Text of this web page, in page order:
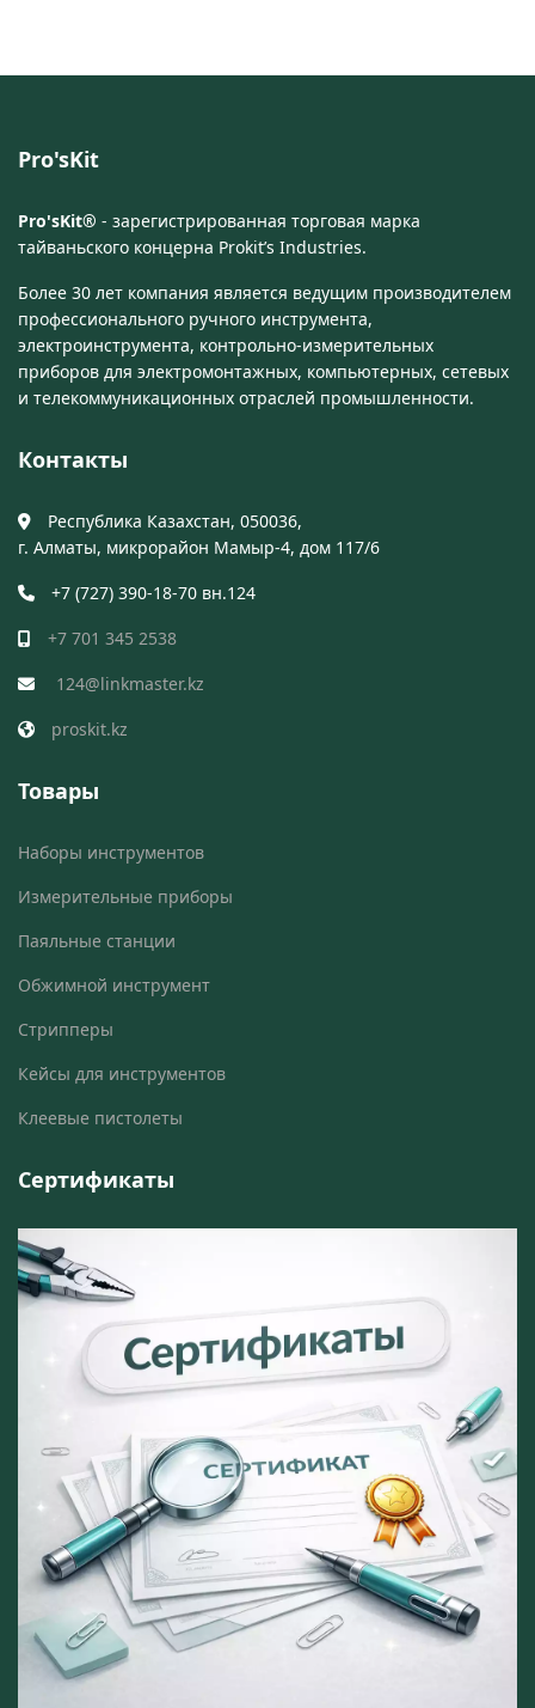
Pro'sKit
Pro'sKit® - зарегистрированная торговая марка
тайваньского концерна Prokit’s Industries.
Более 30 лет компания является ведущим производителем
профессионального ручного инструмента,
электроинструмента, контрольно-измерительных
приборов для электромонтажных, компьютерных, сетевых
и телекоммуникационных отраслей промышленности.
Контакты
Республика Казахстан, 050036,
г. Алматы, микрорайон Мамыр-4, дом 117/6
+7 (727) 390-18-70 вн.124
+7 701 345 2538
124@linkmaster.kz
proskit.kz
Товары
Наборы инструментов
Измерительные приборы
Паяльные станции
Обжимной инструмент
Стрипперы
Кейсы для инструментов
Клеевые пистолеты
Сертификаты